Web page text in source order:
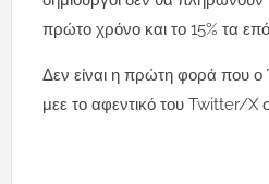
πρώτο χρόνο και το 15% τα
Δεν είναι η πρώτη φορά που
μεε το αφεντικό του Twitter/X